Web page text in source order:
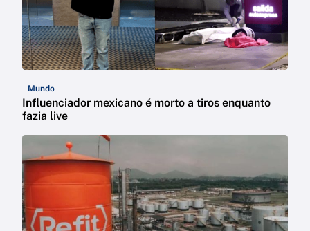
Mundo
Influenciador mexicano é morto a tiros enquanto
fazia live